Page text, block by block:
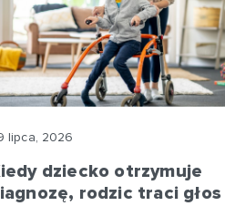
lipca, 2026
dziecko otrzymuje
rodzic traci głos